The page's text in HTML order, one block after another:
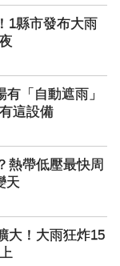
1縣市發布大雨
「自動遮雨」
這設備
熱帶低壓最快周
天
大！大雨狂炸15